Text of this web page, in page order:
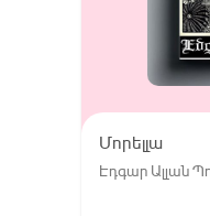
Մորելլա
Էդգար Ալլան